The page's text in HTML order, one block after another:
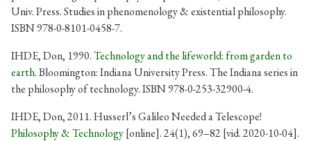
Univ. Press. Studies in phenomenology & existential philosophy.
ISBN 978-0-8101-0458-7.
IHDE, Don, 1990.Technology and the lifeworld: from garden to
earth. Bloomington: Indiana University Press. The Indiana series in
the philosophy of technology. ISBN 978-0-253-32900-4.
IHDE, Don, 2011. Husserl’s Galileo Needed a Telescope!
Philosophy & Technology[online]. 24(1), 69–82 [vid. 2020-10-04].